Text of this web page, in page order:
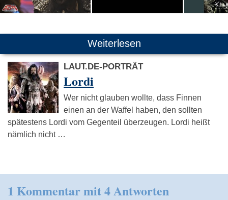
Weiterlesen
LAUT.DE-PORTRÄT
Lordi
Wer nicht glauben wollte, dass Finnen
einen an der Waffel haben, den sollten
spätestens Lordi vom Gegenteil überzeugen. Lordi heißt
nämlich nicht …
1 Kommentar mit 4 Antworten